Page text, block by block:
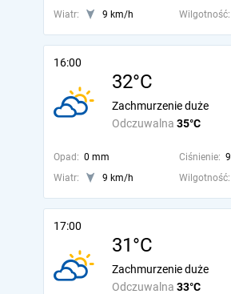
Wiatr:
9 km/h Wilgotność:
16:00
32°C
Odczuwalna 35°C
Zachmurzenie duże
Opad: 0 mm Ciśnienie:
Wiatr:
9 km/h Wilgotność:
17:00
31°C
Odczuwalna 33°C
Zachmurzenie duże